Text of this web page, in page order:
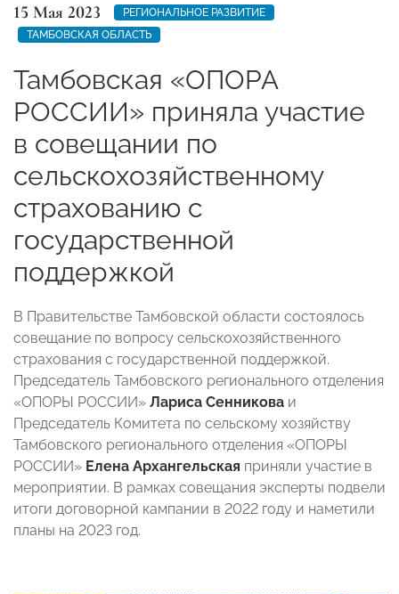
15 Мая 2023
РЕГИОНАЛЬНОЕ РАЗВИТИЕ
ТАМБОВСКАЯ ОБЛАСТЬ
Тамбовская «ОПОРА
РОССИИ» приняла участие
в совещании по
сельскохозяйственному
страхованию с
государственной
поддержкой
В Правительстве Тамбовской области состоялось
совещание по вопросу сельскохозяйственного
страхования с государственной поддержкой.
Председатель Тамбовского регионального отделения
«ОПОРЫ РОССИИ» Лариса Сенникова и
Председатель Комитета по сельскому хозяйству
Тамбовского регионального отделения «ОПОРЫ
РОССИИ» Елена Архангельская приняли участие в
мероприятии. В рамках совещания эксперты подвели
итоги договорной кампании в 2022 году и наметили
планы на 2023 год.